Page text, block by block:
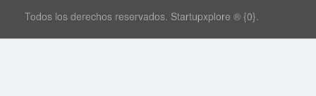
Todos los derechos reservados. Startupxplore ® {0}.